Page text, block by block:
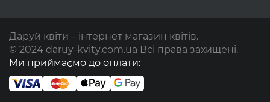
Даруй квіти – інтернет магазин квітів.
© 2024 daruy-kvity.com.ua Всі права захищені.
Ми приймаємо до оплати: